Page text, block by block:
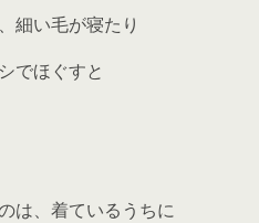
細い毛が寝たり
でほぐすと
は、着ているうちに